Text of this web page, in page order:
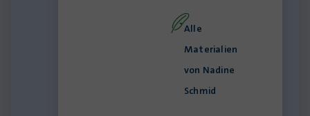
Alle
Materialien
von Nadine
Schmid